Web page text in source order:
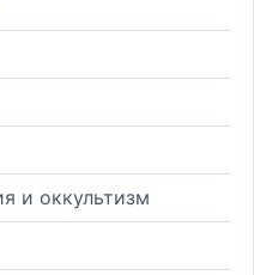
и оккультизм